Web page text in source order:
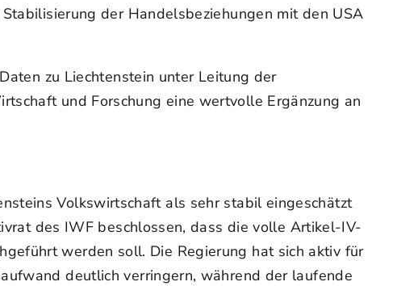
der Handelsbeziehungen mit den USA
zu Liechtenstein unter Leitung der
und Forschung eine wertvolle Ergänzung an
Volkswirtschaft als sehr stabil eingeschätzt
des IWF beschlossen, dass die volle Artikel-IV-
werden soll. Die Regierung hat sich aktiv für
deutlich verringern, während der laufende